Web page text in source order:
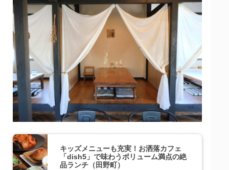
キッズメニューも充実！お洒落カフェ
「dish5」で味わうボリューム満点の絶
品ランチ（田野町）